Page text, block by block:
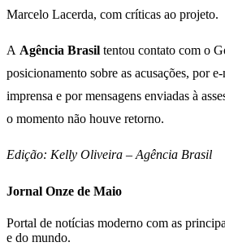
Marcelo Lacerda, com críticas ao projeto.
A Agência Brasil tentou contato com o
posicionamento sobre as acusações, por
imprensa e por mensagens enviadas à
o momento não houve retorno.
Edição: Kelly Oliveira – Agência Brasil
Jornal Onze de Maio
Portal de notícias moderno com as
e do mundo.